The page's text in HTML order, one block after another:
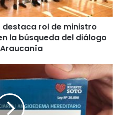
destaca rol de ministro
la búsqueda del diálogo